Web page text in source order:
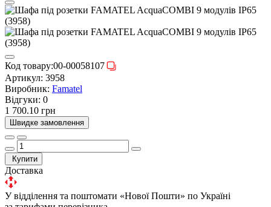
Код товару:00-00058107
Артикул: 3958
Виробник: Famatel
Відгуки: 0
1 700.10 грн
Швидке замовлення
Купити
Доставка
У відділення та поштомати «Нової Пошти» по Україні